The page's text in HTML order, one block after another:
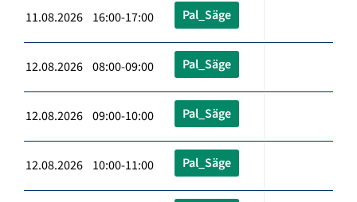
11.08.2026 16:00-17:00 Pal_Säge
12.08.2026 08:00-09:00 Pal_Säge
12.08.2026 09:00-10:00 Pal_Säge
12.08.2026 10:00-11:00 Pal_Säge